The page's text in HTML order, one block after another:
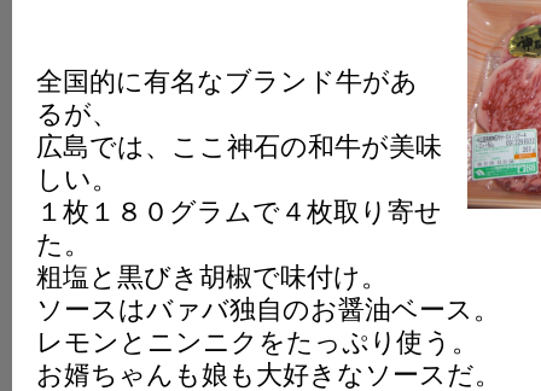
全国的に有名なブランド牛があ
るが、
広島では、ここ神石の和牛が美味
しい。
１枚１８０グラムで４枚取り寄せ
た。
粗塩と黒びき胡椒で味付け。
ソースはバァバ独自のお醤油ベース。
レモンとニンニクをたっぷり使う。
お婿ちゃんも娘も大好きなソースだ。